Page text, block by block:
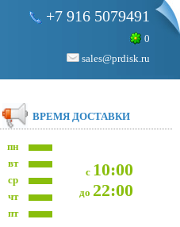
+7 916 5079491
0
sales@prdisk.ru
ВРЕМЯ ДОСТАВКИ
пн
с 10:00
до 22:00
вт
ср
чт
пт